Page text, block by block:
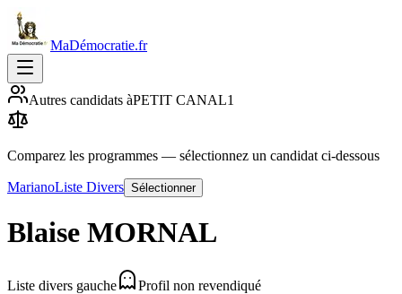
MaDémocratie.fr
Autres candidats àPETIT CANAL1
Comparez les programmes — sélectionnez un candidat ci-dessous
MarianoListe Divers Sélectionner
Blaise MORNAL
Liste divers gauche
Profil non revendiqué